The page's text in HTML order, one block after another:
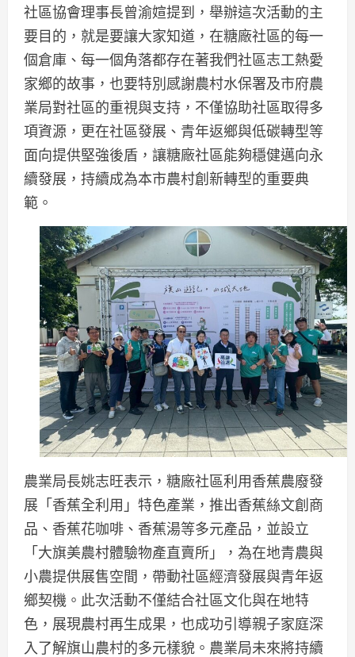
社區協會理事長曾渝媗提到，舉辦這次活動的主
要目的，就是要讓大家知道，在糖廠社區的每一
個倉庫、每一個角落都存在著我們社區志工熱愛
家鄉的故事，也要特別感謝農村水保署及市府農
業局對社區的重視與支持，不僅協助社區取得多
項資源，更在社區發展、青年返鄉與低碳轉型等
面向提供堅強後盾，讓糖廠社區能夠穩健邁向永
續發展，持續成為本市農村創新轉型的重要典
範。
農業局長姚志旺表示，糖廠社區利用香蕉農廢發
展「香蕉全利用」特色產業，推出香蕉絲文創商
品、香蕉花咖啡、香蕉湯等多元產品，並設立
「大旗美農村體驗物產直賣所」，為在地青農與
小農提供展售空間，帶動社區經濟發展與青年返
鄉契機。此次活動不僅結合社區文化與在地特
色，展現農村再生成果，也成功引導親子家庭深
入了解旗山農村的多元樣貌。農業局未來將持續